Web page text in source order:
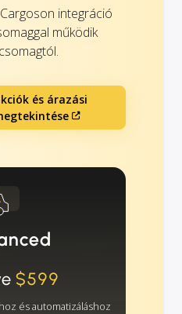
integráció
működik
csomagtól.
és árazási
$599
és automatizáláshoz